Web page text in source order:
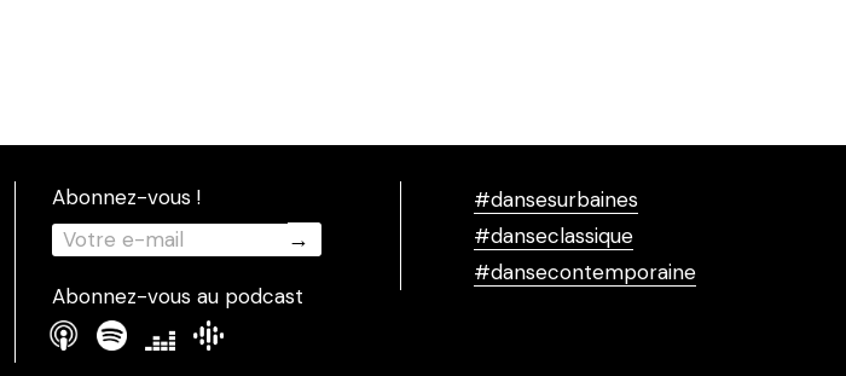
Abonnez-vous !
Abonnez-vous au podcast
#dansesurbaines
#danseclassique
#dansecontemporaine